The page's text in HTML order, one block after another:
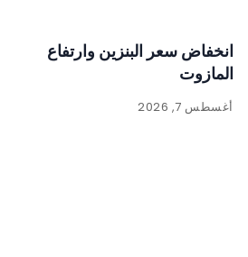
انخفاض سعر البنزين وارتفاع
المازوت
أغسطس 7, 2026